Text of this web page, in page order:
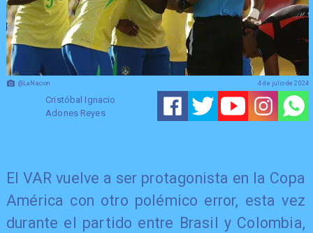
@LaNacion
Cristóbal Ignacio
Adones Reyes
4 de julio de 2024
El VAR vuelve a ser protagonista en la Copa
América con otro polémico error, esta vez
durante el partido entre Brasil y Colombia,